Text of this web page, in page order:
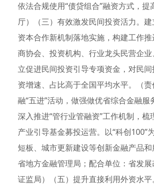
依法合规使用“债贷组合”融资方式，
厅）（三）有效激发民间投资活力。
资本合作新机制落地实施，构建工作
商协会、投资机构、行业龙头民营企
立促进民间投资引导专项资金，对民
资增速、占比高于全国平均水平。（
融“五进”活动，做强做优省综合金融
深入推进“管行业管融资”工作机制，
产业引导基金募投运营。以“科创
短板、城市更新建设等创新金融产品
省地方金融管理局；配合单位：省发
证监局）（五）提升直接利用外资水